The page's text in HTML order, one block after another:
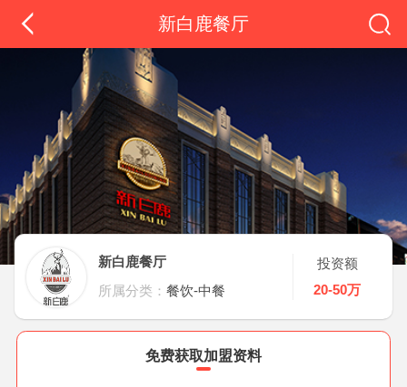
新白鹿餐厅
新白鹿餐厅
所属分类：餐饮-中餐
投资额
20-50万
免费获取加盟资料